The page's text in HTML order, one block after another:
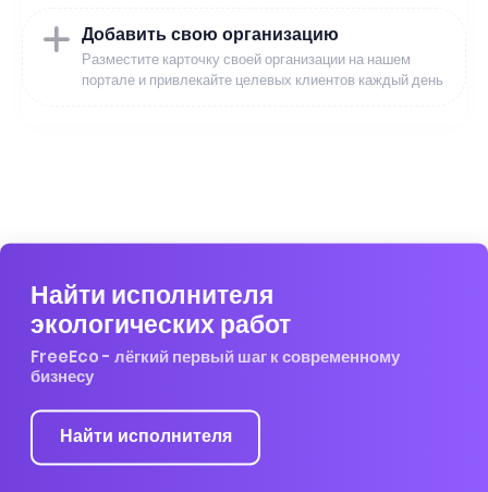
Добавить свою организацию
Разместите карточку своей организации на нашем
портале и привлекайте целевых клиентов каждый день
Найти исполнителя
экологических работ
FreeEco - лёгкий первый шаг к современному
бизнесу
Найти исполнителя